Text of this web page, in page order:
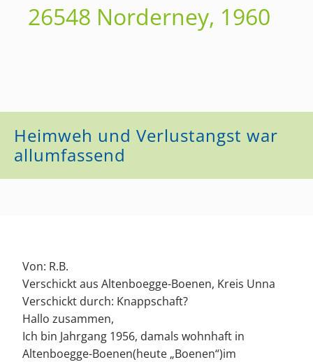
26548 Norderney, 1960
Heimweh und Verlustangst war
allumfassend
Von: R.B.
Verschickt aus Altenboegge-Boenen, Kreis Unna
Verschickt durch: Knappschaft?
Hallo zusammen,
Ich bin Jahrgang 1956, damals wohnhaft in
Altenboegge-Boenen(heute „Boenen“)im